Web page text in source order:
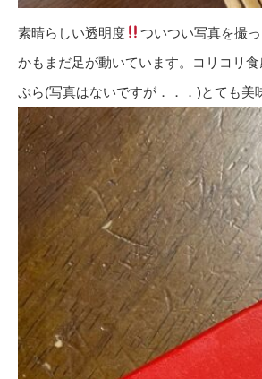
素晴らしい透明度
ついつい写真を撮
かもまだ足が動いています。コリコリ
ぷら(写真はないですが．．．)とても美